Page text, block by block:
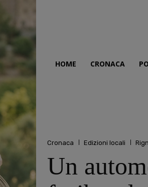
HOME CRONACA
Cronaca Edizioni locali
Un